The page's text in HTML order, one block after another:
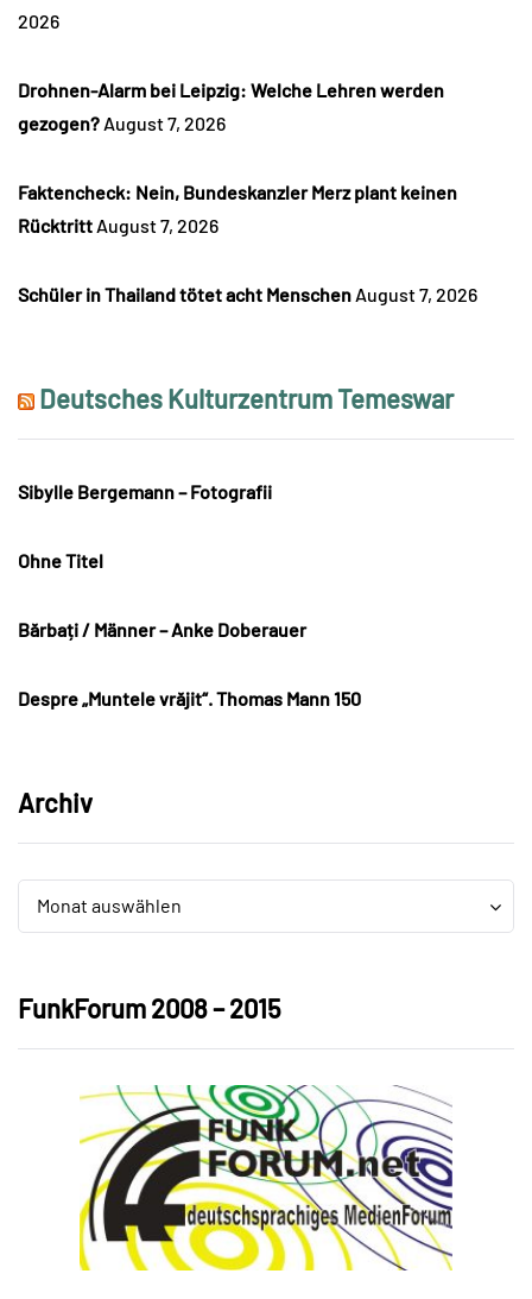
2026
Drohnen-Alarm bei Leipzig: Welche Lehren werden
gezogen? August 7, 2026
Faktencheck: Nein, Bundeskanzler Merz plant keinen
Rücktritt August 7, 2026
Schüler in Thailand tötet acht Menschen August 7, 2026
Deutsches Kulturzentrum Temeswar
Sibylle Bergemann – Fotografii
Ohne Titel
Bărbați / Männer – Anke Doberauer
Despre „Muntele vrăjit“. Thomas Mann 150
Archiv
Monat auswählen
Archiv
FunkForum 2008 – 2015